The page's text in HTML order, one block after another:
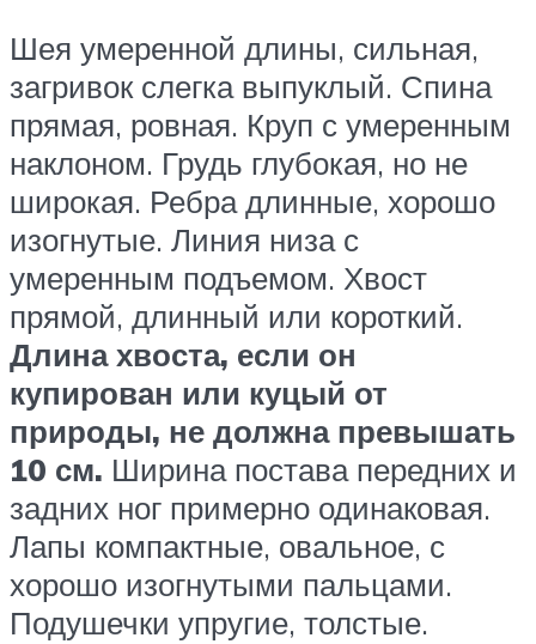
Шея умеренной длины, сильная,
загривок слегка выпуклый. Спина
прямая, ровная. Круп с умеренным
наклоном. Грудь глубокая, но не
широкая. Ребра длинные, хорошо
изогнутые. Линия низа с
умеренным подъемом. Хвост
прямой, длинный или короткий.
Длина хвоста, если он
купирован или куцый от
природы, не должна превышать
10 см. Ширина постава передних и
задних ног примерно одинаковая.
Лапы компактные, овальное, с
хорошо изогнутыми пальцами.
Подушечки упругие, толстые.